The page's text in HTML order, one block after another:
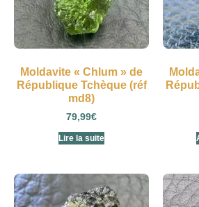
Moldavite « Chlum » de
République Tchèque (réf
md8)
79,99€
Lire la suite